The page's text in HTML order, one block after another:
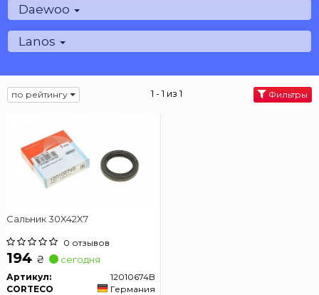
Daewoo
Lanos
по рейтингу 1 - 1 из 1 Фильтры
Сальник 30X42X7
0 отзывов
194 ₴ сегодня
Артикул:
12010674B
CORTECO
Германия